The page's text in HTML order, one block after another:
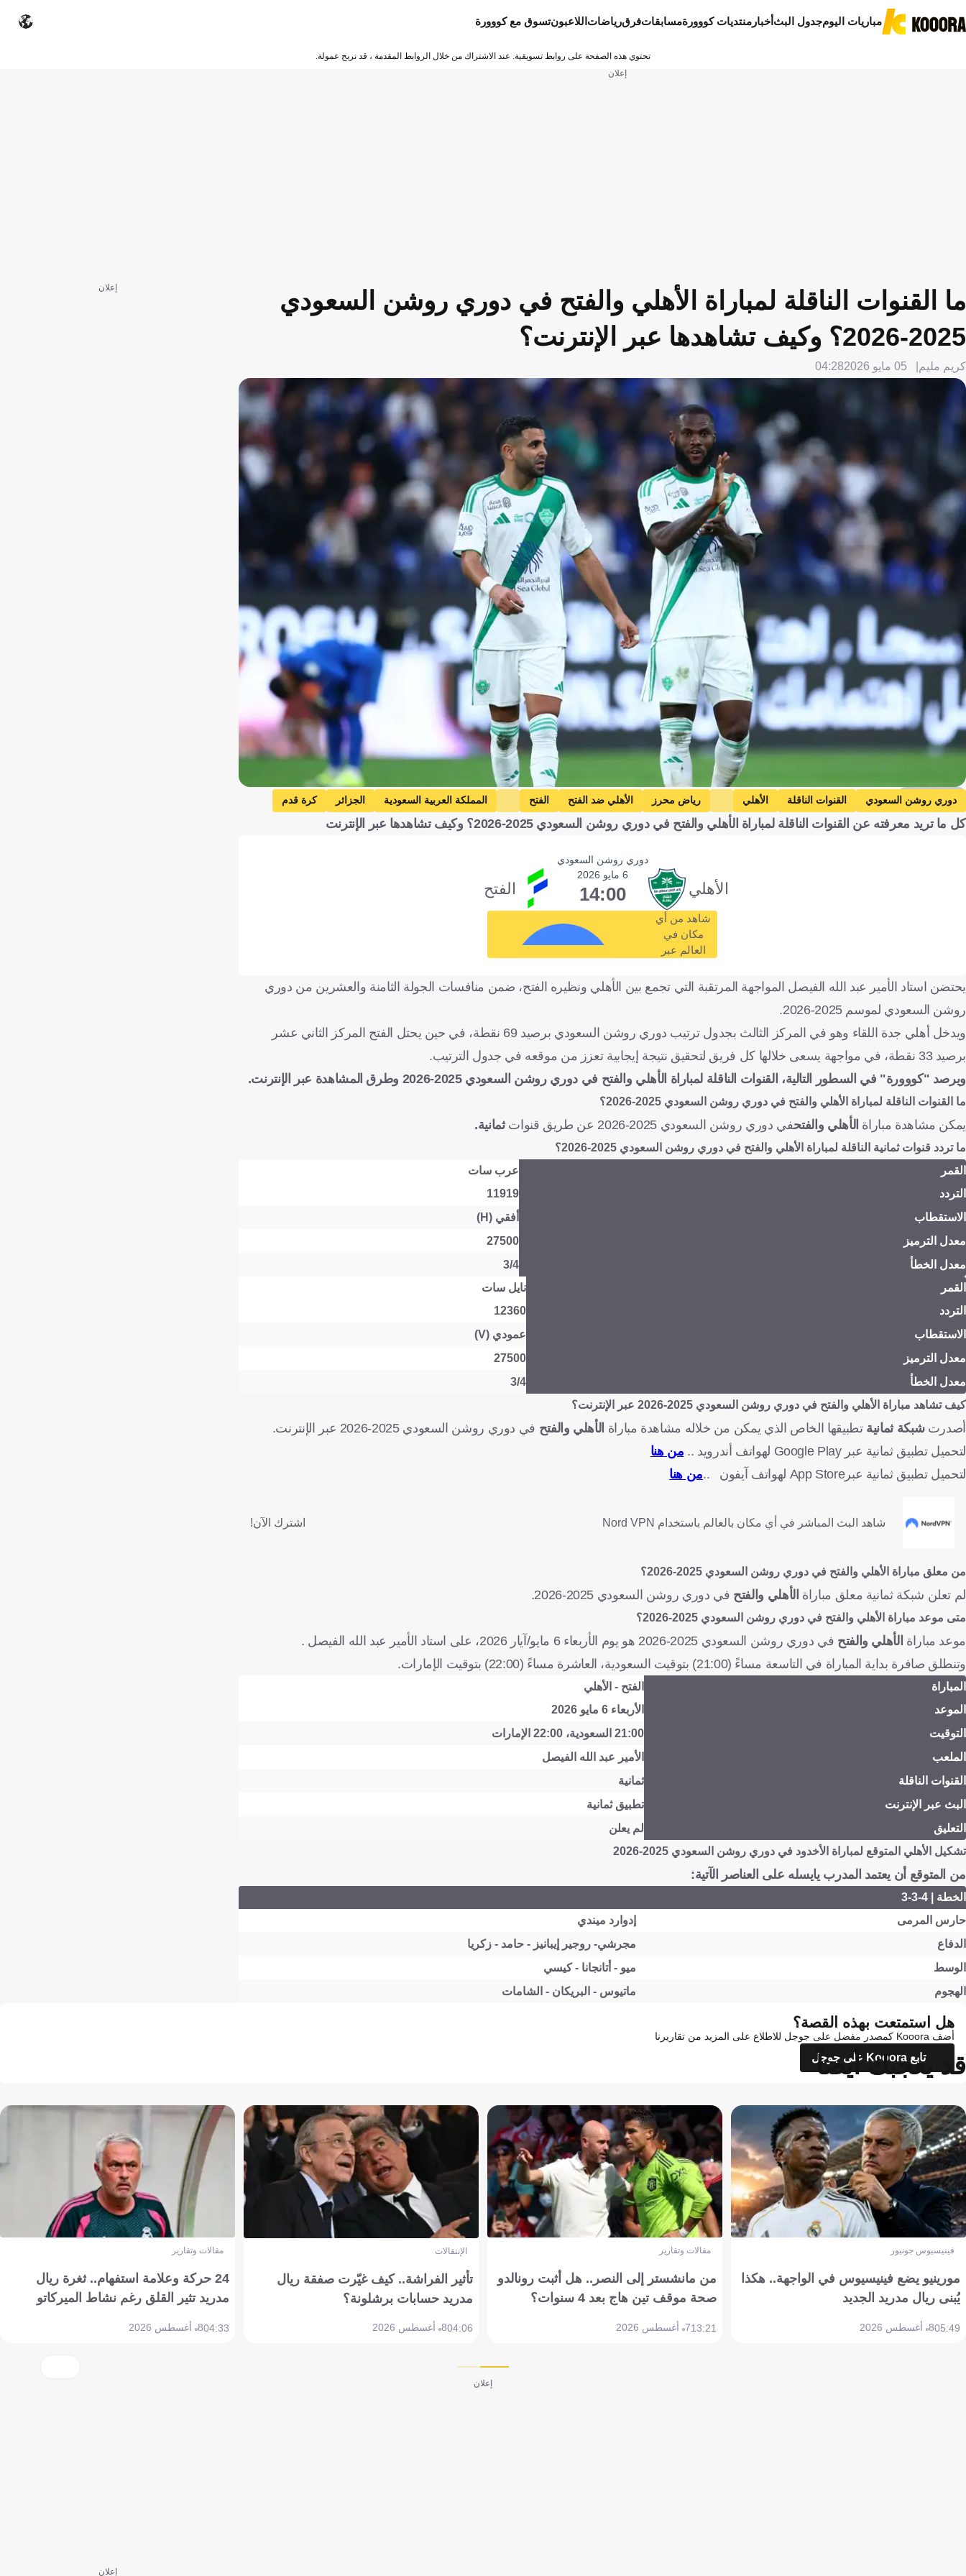
مباريات اليومجدول البثأخبار منتديات كووورةمسابقاتفرقرياضات اللاعبونتسوق مع كووورة
تحتوي هذه الصفحة على روابط تسويقية. عند الاشتراك من خلال الروابط المقدمة ، قد نربح عمولة.
إعلان
ما القنوات الناقلة لمباراة الأهلي والفتح في دوري روشن السعودي
2025-2026؟ وكيف تشاهدها عبر الإنترنت؟
كريم مليم 05 مايو 2026 04:28
Getty Images
دوري روشن السعودي القنوات الناقلة الأهلي رياض محرز الأهلي ضد الفتح الفتح المملكة العربية السعودية الجزائر كرة قدم
كل ما تريد معرفته عن القنوات الناقلة لمباراة الأهلي والفتح في دوري روشن السعودي 2025-2026؟ وكيف تشاهدها عبر الإنترنت
دوري روشن السعودي
الأهلي
6 مايو 2026
14:00 الفتح
شاهد من أي
مكان في
العالم عبر
يحتضن استاد الأمير عبد الله الفيصل المواجهة المرتقبة التي تجمع بين الأهلي ونظيره الفتح، ضمن منافسات الجولة الثامنة والعشرين من دوري
روشن السعودي لموسم 2025-2026.
ويدخل أهلي جدة اللقاء وهو في المركز الثالث بجدول ترتيب دوري روشن السعودي برصيد 69 نقطة، في حين يحتل الفتح المركز الثاني عشر
برصيد 33 نقطة، في مواجهة يسعى خلالها كل فريق لتحقيق نتيجة إيجابية تعزز من موقعه في جدول الترتيب.
ويرصد "كووورة" في السطور التالية، القنوات الناقلة لمباراة الأهلي والفتح في دوري روشن السعودي 2025-2026 وطرق المشاهدة عبر الإنترنت.
ما القنوات الناقلة لمباراة الأهلي والفتح في دوري روشن السعودي 2025-2026؟
يمكن مشاهدة مباراة الأهلي والفتحفي دوري روشن السعودي 2025-2026 عن طريق قنوات ثمانية.
ما تردد قنوات ثمانية الناقلة لمباراة الأهلي والفتح في دوري روشن السعودي 2025-2026؟
القمر
عرب سات
التردد
11919
الاستقطاب
أفقي (H)
معدل الترميز
27500
معدل الخطأ
3/4
القمر
نايل سات
التردد
12360
الاستقطاب
عمودي (V)
معدل الترميز
27500
معدل الخطأ
3/4
كيف تشاهد مباراة الأهلي والفتح في دوري روشن السعودي 2025-2026 عبر الإنترنت؟
أصدرتشبكة ثمانية تطبيقها الخاص الذي يمكن من خلاله مشاهدة مباراة الأهلي والفتح في دوري روشن السعودي 2025-2026 عبر الإنترنت.
لتحميل تطبيق ثمانية عبر Google Play لهواتف أندرويد ..
من هنا
لتحميل تطبيق ثمانية عبرApp Store لهواتف آيفون ..
من هنا
شاهد البث المباشر في أي مكان بالعالم باستخدام Nord VPN اشترك الآن!
من معلق مباراة الأهلي والفتح في دوري روشن السعودي 2025-2026؟
لم تعلن شبكة ثمانية معلق مباراة الأهلي والفتح في دوري روشن السعودي 2025-2026.
متى موعد مباراة الأهلي والفتح في دوري روشن السعودي 2025-2026؟
موعد مباراة الأهلي والفتح في دوري روشن السعودي 2025-2026 هو يوم الأربعاء 6 مايو/آيار 2026، على استاد الأمير عبد الله الفيصل .
وتنطلق صافرة بداية المباراة في التاسعة مساءً (21:00) بتوقيت السعودية، العاشرة مساءً (22:00) بتوقيت الإمارات.
المباراة
الفتح - الأهلي
الموعد
الأربعاء 6 مايو 2026
التوقيت
21:00 السعودية، 22:00 الإمارات
الملعب
الأمير عبد الله الفيصل
القنوات الناقلة
ثمانية
البث عبر الإنترنت
تطبيق ثمانية
التعليق
لم يعلن
تشكيل الأهلي المتوقع لمباراة الأخدود في دوري روشن السعودي 2025-2026
من المتوقع أن يعتمد المدرب يايسله على العناصر الآتية:
الخطة | 4-3-3
حارس المرمى
إدوارد ميندي
الدفاع
مجرشي- روجير إيبانيز - حامد - زكريا
الوسط
ميو - أتانجانا - كيسي
الهجوم
ماتيوس - البريكان - الشامات
إعلان
هل استمتعت بهذه القصة؟
أضف Kooora كمصدر مفضل على جوجل للاطلاع على المزيد من تقاريرنا
تابع Kooora على جوجل
قد يعجبك أيضاً
فينيسيوس جونيور
مورينيو يضع فينيسيوس في الواجهة.. هكذا
يُبنى ريال مدريد الجديد
05:498 أغسطس 2026
مقالات وتقارير
من مانشستر إلى النصر.. هل أثبت رونالدو
صحة موقف تين هاج بعد 4 سنوات؟
13:217 أغسطس 2026
الإنتقالات
تأثير الفراشة.. كيف غيّرت صفقة ريال
مدريد حسابات برشلونة؟
04:068 أغسطس 2026
مقالات وتقارير
24 حركة وعلامة استفهام.. ثغرة ريال
مدريد تثير القلق رغم نشاط الميركاتو
04:338 أغسطس 2026
إعلان
إعلان